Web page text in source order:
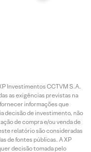
Investimentos CCTVM S.A.
as exigências previstas na
informações que
decisão de investimento, não
de compra e/ou venda de
relatório são consideradas
de fontes públicas. A XP
decisão tomada pelo